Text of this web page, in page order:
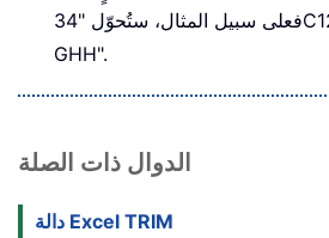
فعلى سبيل المثال، ستُحوّل "34C12GHH" إلى "34C12
GHH".
الدوال ذات الصلة
دالة Excel TRIM